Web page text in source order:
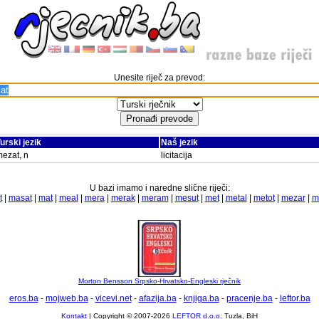
Unesite riječ za prevod:
jezik
Naš jezik
n
licitacija
U bazi imamo i naredne slične riječi:
| masat| mat| meal mera| merak| meram| mesut| met| metal metot| mezar|
Morton Bensson Srpsko-Hrvatsko-Engleski rječnik
eros.ba- mojweb.ba- vicevi.net- afazija.ba- knjiga.ba- pracenje.ba- leftor.ba
Kontakt | Copyright © 2007-2026 LEFTOR d.o.o. Tuzla, BiH